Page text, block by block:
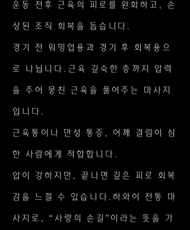
운동 전후 근육의 피로를 완화하고, 손
상된 조직 회복을 돕습니다.
경기 전 워밍업용과 경기 후 회복용으
로 나뉩니다.근육 깊숙한 층까지 압력
을 주어 뭉친 근육을 풀어주는 마사지
입니다.
근육통이나 만성 통증, 어깨 결림이 심
한 사람에게 적합합니다.
압이 강하지만, 끝나면 깊은 피로 회복
감을 느낄 수 있습니다.하와이 전통 마
사지로, “사랑의 손길”이라는 뜻을 가